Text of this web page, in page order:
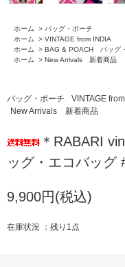
ホーム > バッグ・ポーチ
ホーム
> VINTAGE from INDIA
ホーム
> BAG & POACH バッグ
ホーム
> New Arrivals 新着商品
バッグ・ポーチ VINTAGE
New Arrivals 新着商品
＊RABARI
ッグ・エコバッグ
9,900円(税込)
在庫状況 ：残り1点